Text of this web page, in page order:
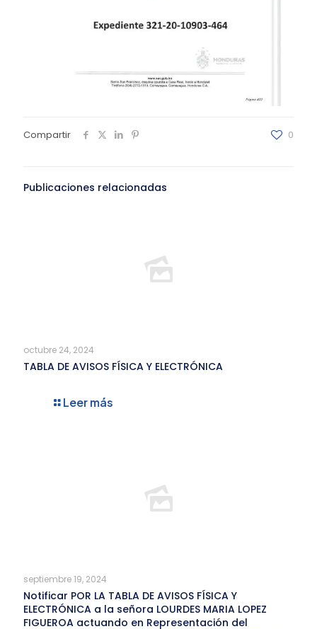
Compartir 0
Publicaciones relacionadas
octubre 24, 2024
TABLA DE AVISOS FÍSICA Y ELECTRÓNICA
Leer más
septiembre 19, 2024
Notificar POR LA TABLA DE AVISOS FÍSICA Y
ELECTRÓNICA a la señora LOURDES MARIA LOPEZ
FIGUEROA actuando en Representación del